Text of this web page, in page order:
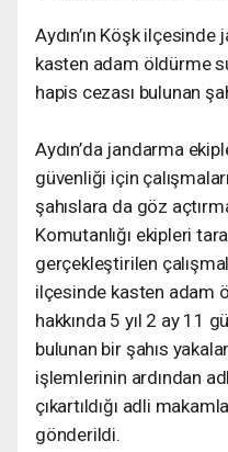
Aydın’ın Köşk
kasten adam öldürme
hapis cezası bulunan
Aydın’da jandarma
güvenliği için
şahıslara da göz
Komutanlığı ekipleri
gerçekleştirilen
ilçesinde kasten adam
hakkında 5 yıl 2 ay 11
bulunan bir şahıs
işlemlerinin ardından
çıkartıldığı adli
gönderildi.